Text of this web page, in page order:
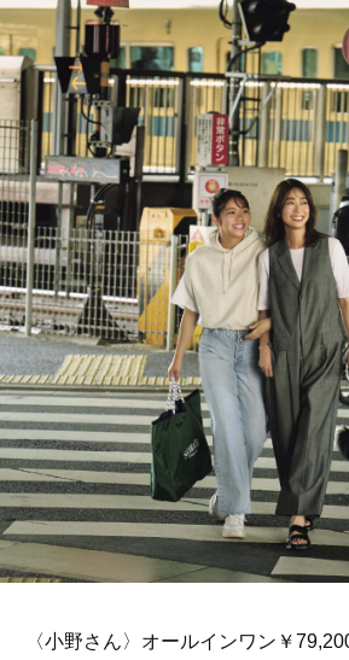
〈小野さん〉オールインワン￥